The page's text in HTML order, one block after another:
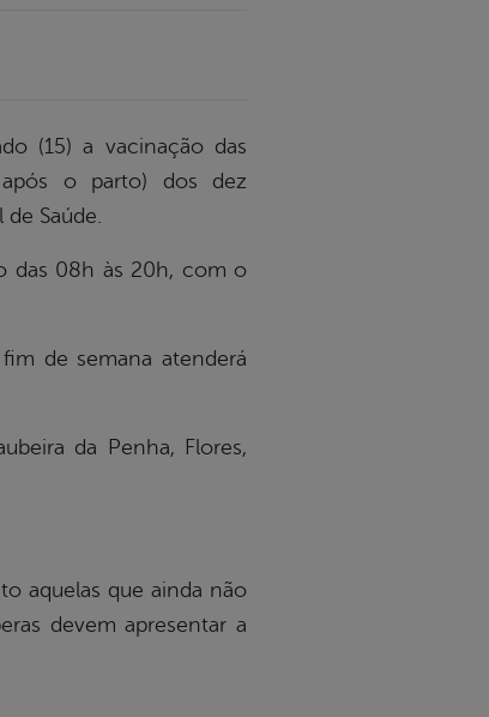
(15) a vacinação das
o parto) dos dez
Saúde.
das 08h às 20h, com o
de semana atenderá
da Penha, Flores,
aquelas que ainda não
devem apresentar a